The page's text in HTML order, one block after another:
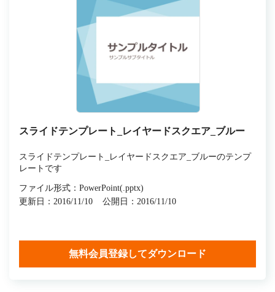
スライドテンプレート_レイヤードスクエア_ブルー
スライドテンプレート_レイヤードスクエア_ブルーのテンプ
レートです
ファイル形式：PowerPoint(.pptx)
更新日：2016/11/10
公開日：2016/11/10
無料会員登録してダウンロード